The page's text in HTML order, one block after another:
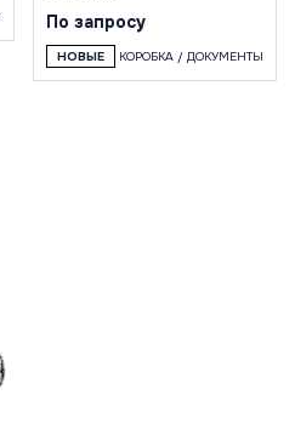
По запросу
НОВЫЕ КОРОБКА / ДОКУМЕНТЫ